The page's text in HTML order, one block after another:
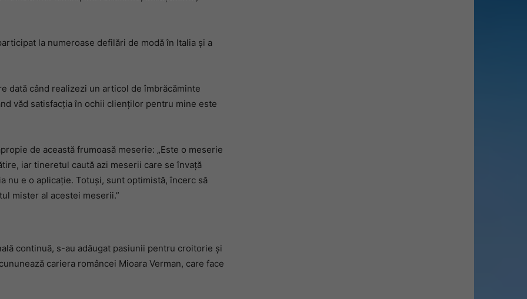
la numeroase defilări de modă în Italia și a
dată când realizezi un articol de îmbrăcăminte
văd satisfacția în ochii clienților pentru mine este
de această frumoasă meserie: „Este o meserie
iar tineretul caută azi meserii care se învață
nu e o aplicație. Totuși, sunt optimistă, încerc să
mister al acestei meserii.”
continuă, s-au adăugat pasiunii pentru croitorie și
cariera româncei Mioara Verman, care face